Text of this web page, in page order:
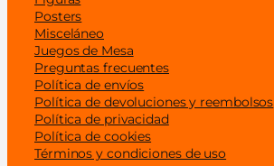
Posters
Misceláneo
Juegos de Mesa
Preguntas frecuentes
Política de envíos
Política de devoluciones y reembolsos
Política de privacidad
Política de cookies
Términos y condiciones de uso